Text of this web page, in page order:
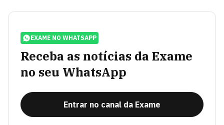
EXAME NO WHATSAPP
Receba as notícias da Exame
no seu WhatsApp
Entrar no canal da Exame